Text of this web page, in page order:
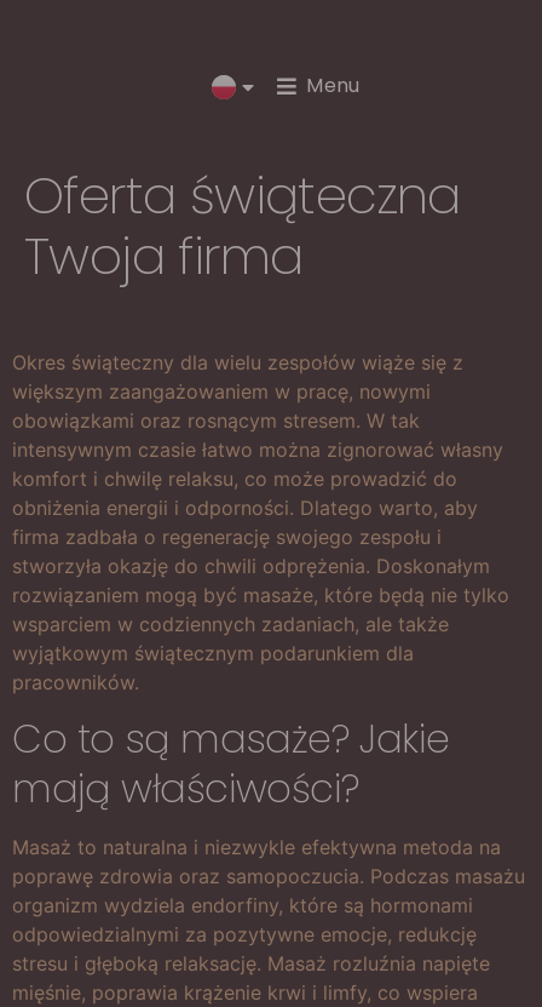
Menu
Oferta świąteczna
Twoja firma
Okres świąteczny dla wielu zespołów wiąże się z
większym zaangażowaniem w pracę, nowymi
obowiązkami oraz rosnącym stresem. W tak
intensywnym czasie łatwo można zignorować własny
komfort i chwilę relaksu, co może prowadzić do
obniżenia energii i odporności. Dlatego warto, aby
firma zadbała o regenerację swojego zespołu i
stworzyła okazję do chwili odprężenia. Doskonałym
rozwiązaniem mogą być masaże, które będą nie tylko
wsparciem w codziennych zadaniach, ale także
wyjątkowym świątecznym podarunkiem dla
pracowników.
Co to są masaże? Jakie
mają właściwości?
Masaż to naturalna i niezwykle efektywna metoda na
poprawę zdrowia oraz samopoczucia. Podczas masażu
organizm wydziela endorfiny, które są hormonami
odpowiedzialnymi za pozytywne emocje, redukcję
stresu i głęboką relaksację. Masaż rozluźnia napięte
mięśnie, poprawia krążenie krwi i limfy, co wspiera